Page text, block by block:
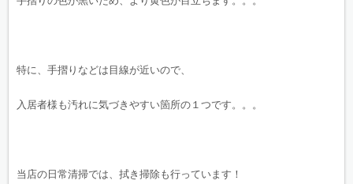
特に、手摺りなどは目線が近いので、
入居者様も汚れに気づきやすい箇所の１つです。。。
当店の日常清掃では、拭き掃除も行っています！